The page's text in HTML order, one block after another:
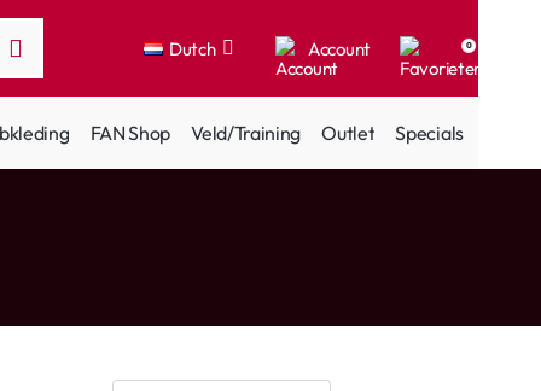
Dutch Account 0
FAN Shop Veld/Training Outlet Specials